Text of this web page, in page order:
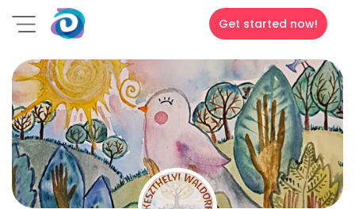
Get started now!